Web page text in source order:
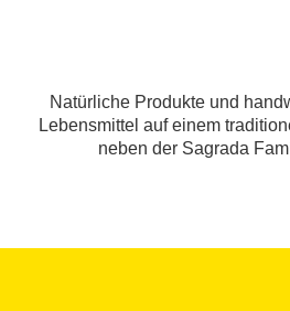
Natürliche Produkte und
Lebensmittel auf einem
neben der Sagrada